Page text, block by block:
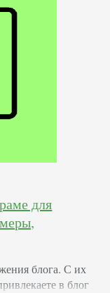
для
блога. С их
в блог